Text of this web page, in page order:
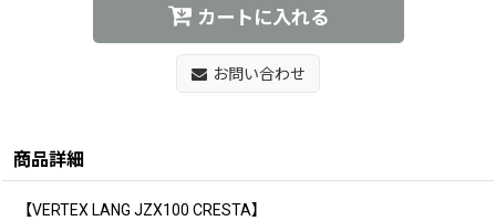
カートに入れる
お問い合わせ
商品詳細
【VERTEX LANG JZX100 CRESTA】